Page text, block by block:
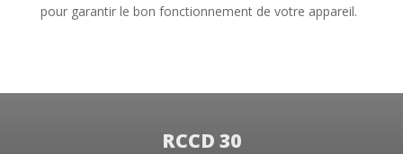
pour garantir le bon fonctionnement de votre appareil.
RCCD 30